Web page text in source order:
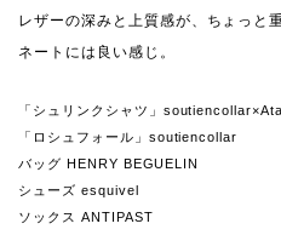
レザーの深みと上質感が、ちょっと
ネートには良い感じ。
「シュリンクシャツ」
「ロシュフォール」soutiencollar
バッグ HENRY BEGUELIN
シューズ esquivel
ソックス ANTIPAST